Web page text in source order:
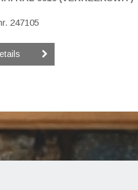
247105